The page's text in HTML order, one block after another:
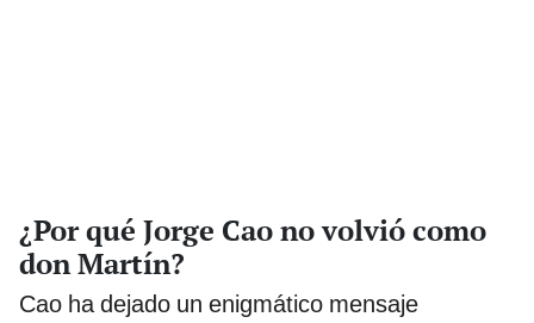
¿Por qué Jorge Cao no volvió como
don Martín?
Cao ha dejado un enigmático mensaje